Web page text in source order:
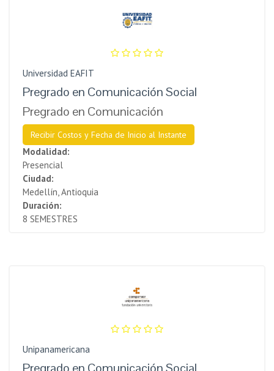
Universidad EAFIT
Pregrado en Comunicación Social
Pregrado en Comunicación
Recibir Costos y Fecha de Inicio al Instante
Modalidad:
Presencial
Ciudad:
Medellín, Antioquia
Duración:
8 SEMESTRES
Unipanamericana